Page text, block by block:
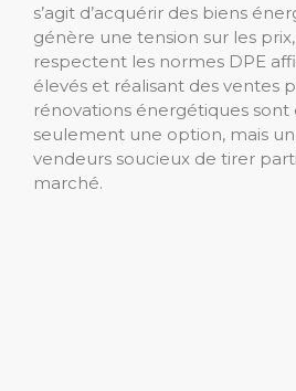
s’agit d’acquérir des biens
génère une tension sur les
respectent les normes DPE
élevés et réalisant des ventes
rénovations énergétiques sont
seulement une option, mais
vendeurs soucieux de tirer
marché.